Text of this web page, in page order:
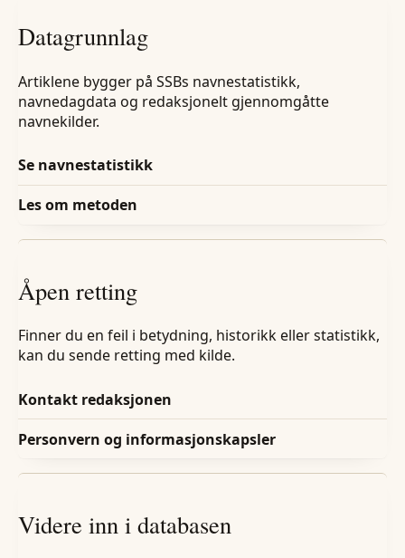
Datagrunnlag
Artiklene bygger på SSBs navnestatistikk,
navnedagdata og redaksjonelt gjennomgåtte
navnekilder.
Se navnestatistikk
Les om metoden
Åpen retting
Finner du en feil i betydning, historikk eller statistikk,
kan du sende retting med kilde.
Kontakt redaksjonen
Personvern og informasjonskapsler
Videre inn i databasen